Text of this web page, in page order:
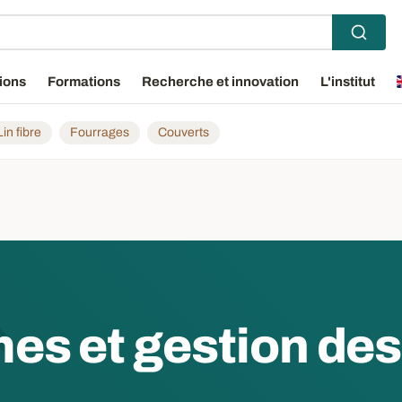
Formations Recherche et innovation L'institut
fibre Fourrages Couverts
et gestion des